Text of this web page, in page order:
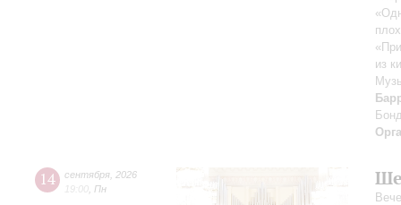
из
14 сентября 2026
19:00 Пн